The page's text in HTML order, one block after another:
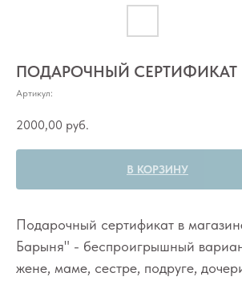
ПОДАРОЧНЫЙ СЕРТИФИКАТ
Артикул:
2000,00 руб.
В КОРЗИНУ
Подарочный сертификат в
Барыня" - беспроигрышный
жене, маме, сестре, подруге,